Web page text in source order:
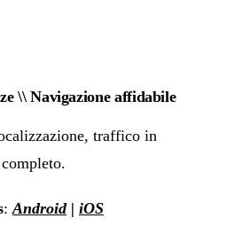
\\ Navigazione affidabile
traffico in
:Android | iOS